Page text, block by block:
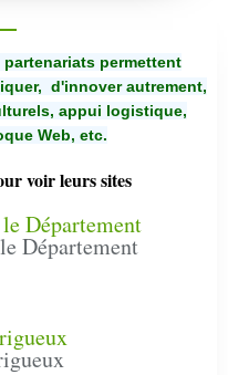
permettent
d'innover autrement,
appui logistique,
Web, etc.
voir leurs sites
Département